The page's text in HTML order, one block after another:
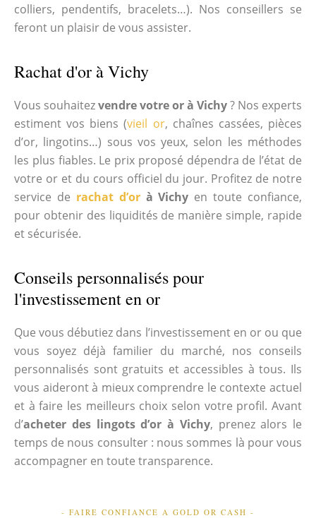
colliers, pendentifs, bracelets…). Nos conseillers se
feront un plaisir de vous assister.
Rachat d'or à Vichy
Vous souhaitezvendre votre or à Vichy? Nos experts
estiment vos biens (vieil or, chaînes cassées, pièces
d’or, lingotins…) sous vos yeux, selon les méthodes
les plus fiables. Le prix proposé dépendra de l’état de
votre or et du cours officiel du jour. Profitez de notre
service de rachat d’orà Vichy en toute confiance,
pour obtenir des liquidités de manière simple, rapide
et sécurisée.
Conseils personnalisés pour
l'investissement en or
Que vous débutiez dans l’investissement en or ou que
vous soyez déjà familier du marché, nos conseils
personnalisés sont gratuits et accessibles à tous. Ils
vous aideront à mieux comprendre le contexte actuel
et à faire les meilleurs choix selon votre profil. Avant
d’acheter des lingots d’or à Vichy, prenez alors le
temps de nous consulter : nous sommes là pour vous
accompagner en toute transparence.
- FAIRE CONFIANCE A GOLD OR CASH -